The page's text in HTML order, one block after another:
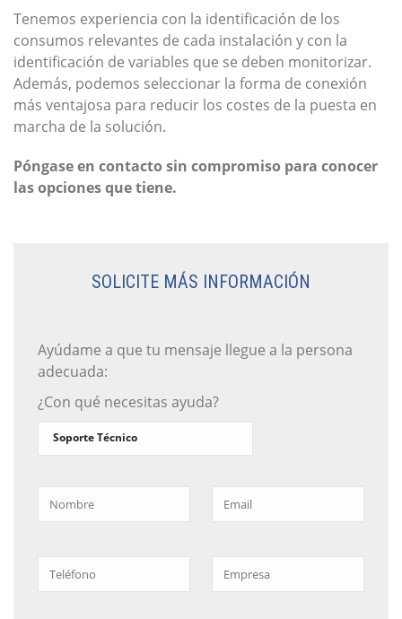
Tenemos experiencia con la identificación de los
consumos relevantes de cada instalación y con la
identificación de variables que se deben monitorizar.
Además, podemos seleccionar la forma de conexión
más ventajosa para reducir los costes de la puesta en
marcha de la solución.
Póngase en contacto sin compromiso para conocer
las opciones que tiene.
SOLICITE MÁS INFORMACIÓN
Ayúdame a que tu mensaje llegue a la persona
adecuada:
¿Con qué necesitas ayuda?